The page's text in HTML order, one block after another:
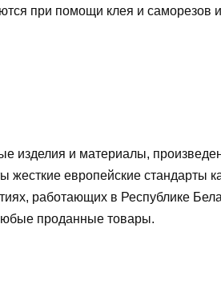
при помощи клея и саморезов
изделия и материалы,
европейские стандарты
работающих в Республике
проданные товары.